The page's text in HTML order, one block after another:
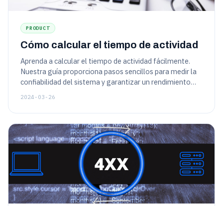
PRODUCT
Cómo calcular el tiempo de actividad
Aprenda a calcular el tiempo de actividad fácilmente.
Nuestra guía proporciona pasos sencillos para medir la
confiabilidad del sistema y garantizar un rendimiento
2024-03-26